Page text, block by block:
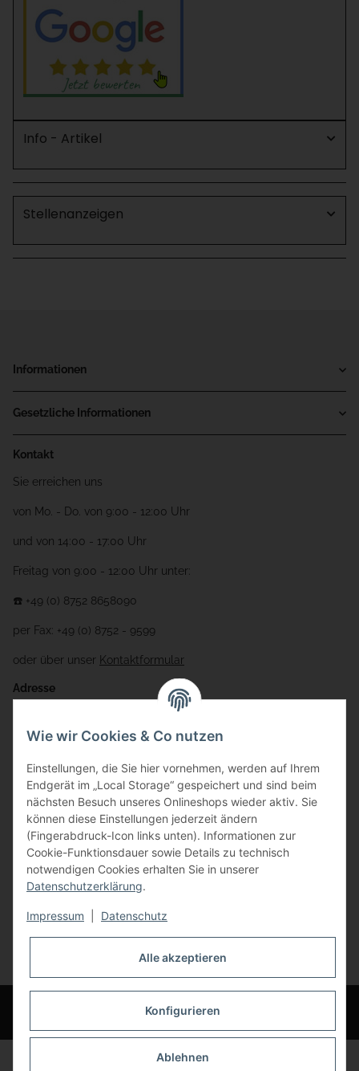
Info - Artikel
Stellenanzeigen
Informationen
Gesetzliche Informationen
Kontakt
Sie erreichen uns
von Mo. - Do. von 9:00 - 12:00 Uhr
und von 14:00 - 17:00 Uhr
Freitag von 9:00 - 12:00 Uhr unter:
☎️ +49 (0) 8752 8658090
per Fax: +49 (0) 8752 - 9599
oder über unser Kontaktformular
Adresse
Gewerbering 17
84072 Au i.d. Hallertau
info@bauer-tore.de
Vertrag widerrufen
* Alle Preise inkl. gesetzlicher USt., zzgl.Versand
© Bauer-Systemtechnik GmbH - Technische Änderungen und Irrtümer
vorbehalten
Wie wir Cookies & Co nutzen
Einstellungen, die Sie hier vornehmen, werden auf Ihrem
Endgerät im „Local Storage“ gespeichert und sind beim
nächsten Besuch unseres Onlineshops wieder aktiv. Sie
können diese Einstellungen jederzeit ändern
(Fingerabdruck-Icon links unten). Informationen zur
Cookie-Funktionsdauer sowie Details zu technisch
notwendigen Cookies erhalten Sie in unserer
Datenschutzerklärung.
Impressum Datenschutz
Alle akzeptieren
Konfigurieren
Ablehnen